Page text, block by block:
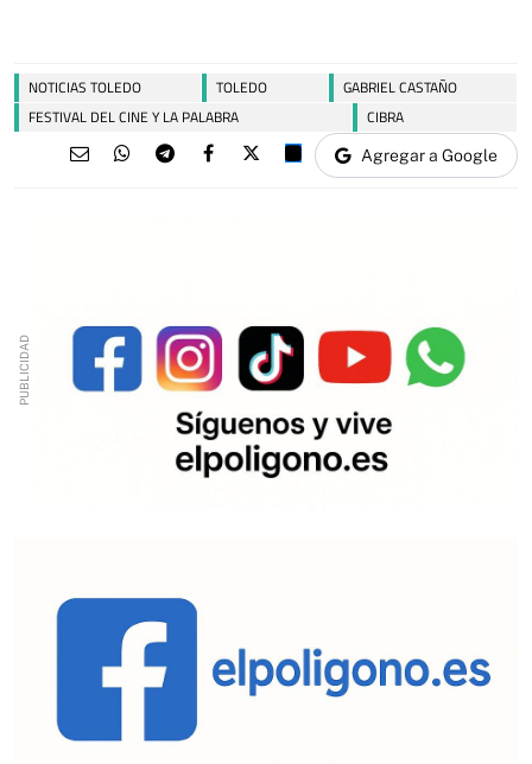
NOTICIAS TOLEDO TOLEDO
GABRIEL CASTAÑO
FESTIVAL DEL CINE Y LA PALABRA
CIBRA
Agregar a Google